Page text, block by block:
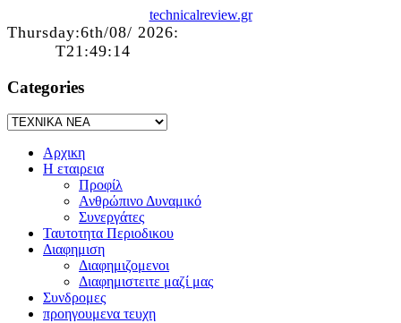
technicalreview.gr
Thursday:6th/08/ 2026:
T21:49:14
Categories
Αρχικη
Η εταιρεια
Προφίλ
Ανθρώπινο Δυναμικό
Συνεργάτες
Ταυτοτητα Περιοδικου
Διαφημιση
Διαφημιζομενοι
Διαφημιστειτε μαζί μας
Συνδρομες
προηγουμενα τευχη